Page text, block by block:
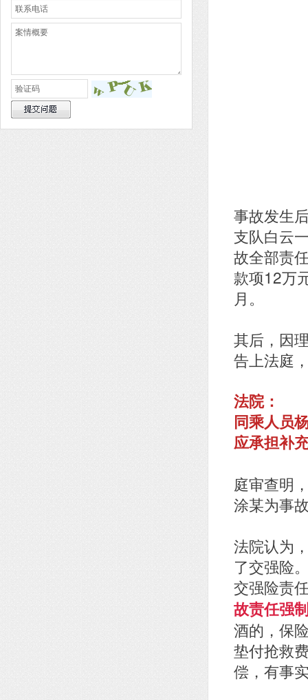
事故发生
支队白云
故全部责
款项12万
月。
其后，因
告上法庭
法院：
同乘人员
应承担补
庭审查明
涂某为事
法院认为
了交强险
交强险责
故责任强
酒的，保
垫付抢救
偿，有事